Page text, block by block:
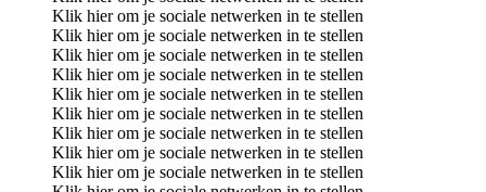
Klik hier om je sociale netwerken in te stellen
Klik hier om je sociale netwerken in te stellen
Klik hier om je sociale netwerken in te stellen
Klik hier om je sociale netwerken in te stellen
Klik hier om je sociale netwerken in te stellen
Klik hier om je sociale netwerken in te stellen
Klik hier om je sociale netwerken in te stellen
Klik hier om je sociale netwerken in te stellen
Klik hier om je sociale netwerken in te stellen